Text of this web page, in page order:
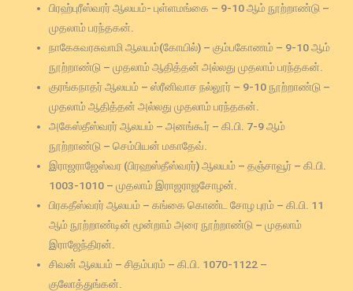
பிரஹ்புரீஸ்வரர் ஆலயம்- புள்ளமங்கை – 9-10 ஆம் நூற்றாண்டு –
முதலாம் பரந்தகன்.
நாகேசுவரசுவாமி ஆலயம்(கோயில்) – கும்பகோணம் – 9-10 ஆம்
நூற்றாண்டு – முதலாம் ஆதித்தன் அல்லது முதலாம் பரந்தகன்.
குரங்கநாதர் ஆலயம் – ஸ்ரீனிவாச நல்லூர் – 9-10 நூற்றாண்டு –
முதலாம் ஆதித்தன் அல்லது முதலாம் பரந்தகன்.
அகேஸ்தீஸ்வரர் ஆலயம் – அனங்கூர் – கி.பி. 7-9 ஆம்
நூற்றாண்டு – செம்பியன் மகாதேவ்.
இராஜராஜேஸ்வர (பிரஹஸ்தீஸ்வரர்) ஆலயம் – தஞ்சாவூர் – கி.பி.
1003-1010 – முதலாம் இராஜராஜசோழன்.
பிரகதீஸ்வரர் ஆலயம் – கங்கை கொண்ட சோழ புரம் – கி.பி. 11
ஆம் நூற்றாண்டின் மூன்றாம் அரை நூற்றாண்டு – முதலாம்
இராஜேந்திரன்.
சிவன் ஆலயம் – சிதம்பரம் – கி.பி. 1070-1122 –
குலோத்துங்கன்.